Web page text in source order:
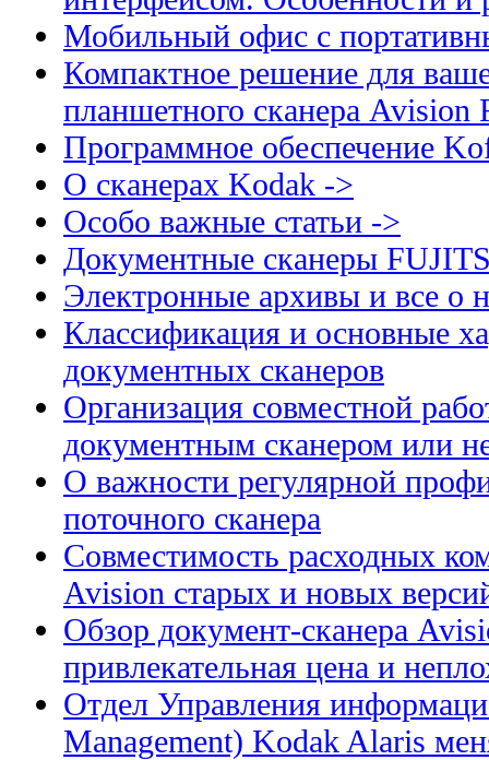
Мобильный офис с
Компактное решение для
планшетного сканера Avision
Программное обеспечение
О сканерах Kodak ->
Особо важные статьи ->
Документные сканеры
Электронные архивы и все о
Классификация и основные
документных сканеров
Организация совместной
документным сканером или
О важности регулярной
поточного сканера
Совместимость расходных
Avision старых и новых
Обзор документ-сканера
привлекательная цена и
Отдел Управления
Management) Kodak Alaris